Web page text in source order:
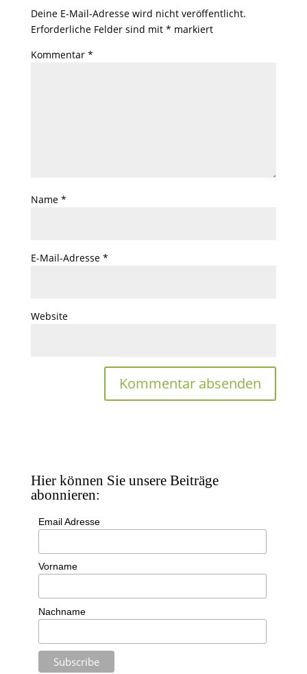
Deine E-Mail-Adresse wird nicht veröffentlicht.
Erforderliche Felder sind mit * markiert
Kommentar *
Name *
E-Mail-Adresse *
Website
Hier können Sie unsere Beiträge
abonnieren:
Email Adresse
Vorname
Nachname